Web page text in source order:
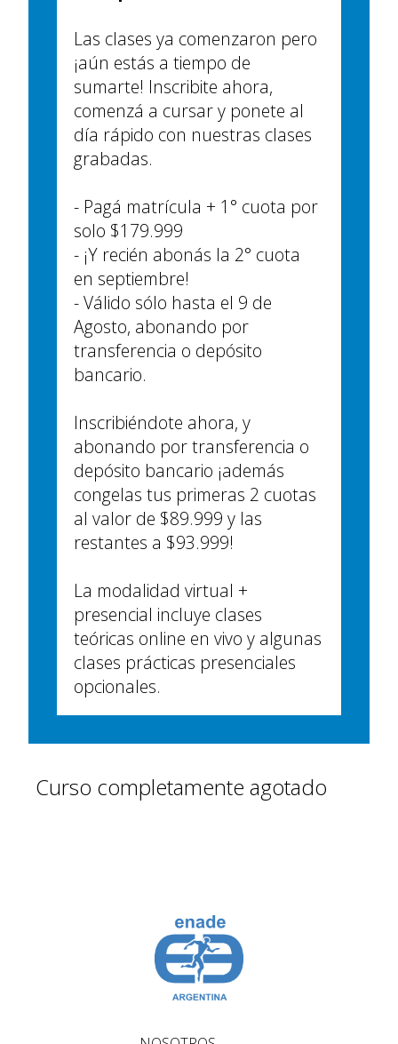
Curso completamente agotado
Las clases ya comenzaron pero
¡aún estás a tiempo de
sumarte! Inscribite ahora,
comenzá a cursar y ponete al
día rápido con nuestras clases
grabadas.
- Pagá matrícula + 1° cuota por
solo $179.999
- ¡Y recién abonás la 2° cuota
en septiembre!
- Válido sólo hasta el 9 de
Agosto, abonando por
transferencia o depósito
bancario.
Inscribiéndote ahora, y
abonando por transferencia o
depósito bancario ¡además
congelas tus primeras 2 cuotas
al valor de $89.999 y las
restantes a $93.999!
La modalidad virtual +
presencial incluye clases
teóricas online en vivo y algunas
clases prácticas presenciales
opcionales.